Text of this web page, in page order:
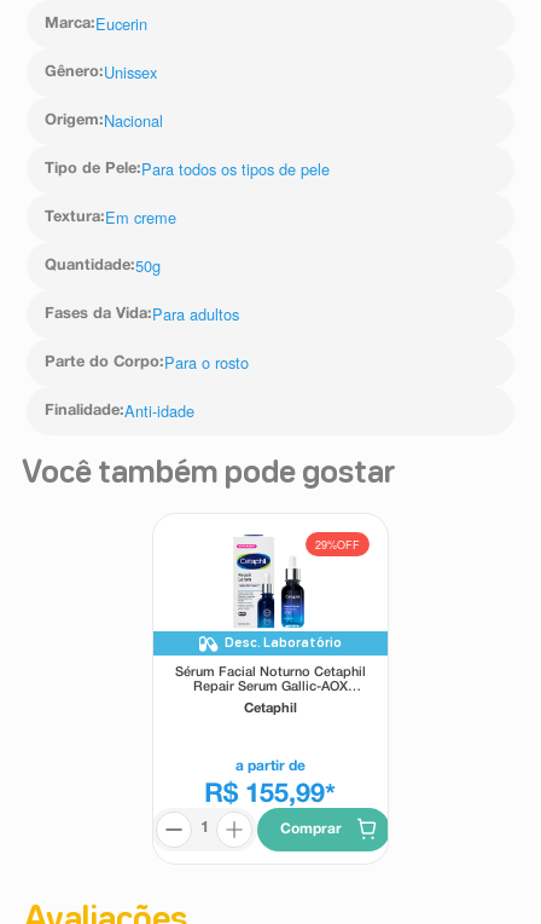
Marca:Eucerin
Gênero:Unissex
Origem:Nacional
Tipo de Pele:Para todos os tipos de pele
Textura:Em creme
Quantidade:50g
Fases da Vida:Para adultos
Parte do Corpo:Para o rosto
Finalidade:Anti-idade
Você também pode gostar
29%OFF
Desc. Laboratório
Sérum Facial Noturno Cetaphil
Repair Serum Gallic-AOX
Power PM 30ml
Cetaphil
a partir de
R$ 155,99*
Comprar